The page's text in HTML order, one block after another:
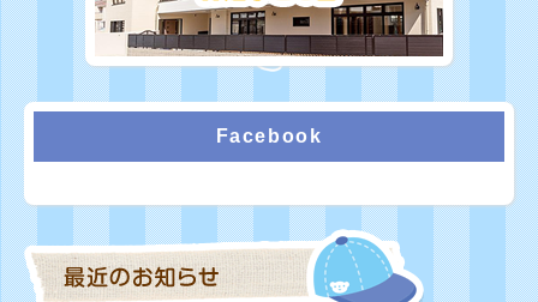
Facebook